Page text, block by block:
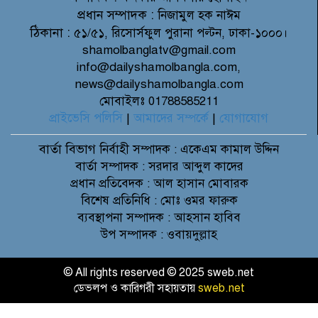
প্রধান সম্পাদক : নিজামুল হক নাঈম
ঠিকানা : ৫১/৫১, রিসোর্সফুল পুরানা পল্টন, ঢাকা-১০০০।
shamolbanglatv@gmail.com
info@dailyshamolbangla.com,
news@dailyshamolbangla.com
মোবাইলঃ 01788585211
প্রাইভেসি পলিসি | আমাদের সম্পর্কে | যোগাযোগ
বার্তা বিভাগনির্বাহী সম্পাদক : একেএম কামাল উদ্দিন
বার্তা সম্পাদক : সরদার আব্দুল কাদের
প্রধান প্রতিবেদক : আল হাসান মোবারক
বিশেষ প্রতিনিধি : মোঃ ওমর ফারুক
ব্যবস্থাপনা সম্পাদক : আহসান হাবিব
উপ সম্পাদক : ওবায়দুল্লাহ
© All rights reserved © 2025 sweb.net
ডেভলপ ও কারিগরী সহায়তায়sweb.net